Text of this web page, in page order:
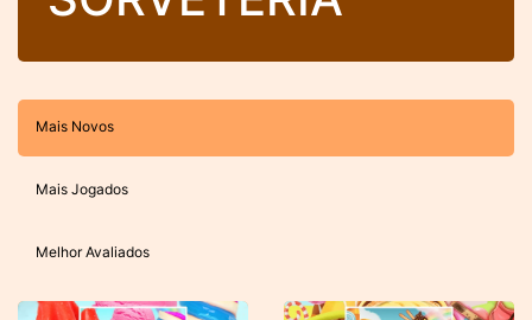
Mais Novos
Mais Jogados
Melhor Avaliados